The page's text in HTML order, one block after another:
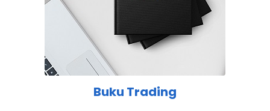
Buku Trading